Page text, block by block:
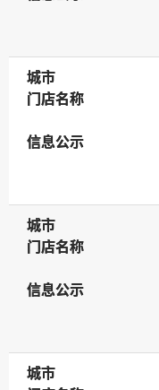
城市
城市
门店名称
门店名称
信息公示
信息公示
城市
城市
门店名称
门店名称
信息公示
信息公示
城市
城市